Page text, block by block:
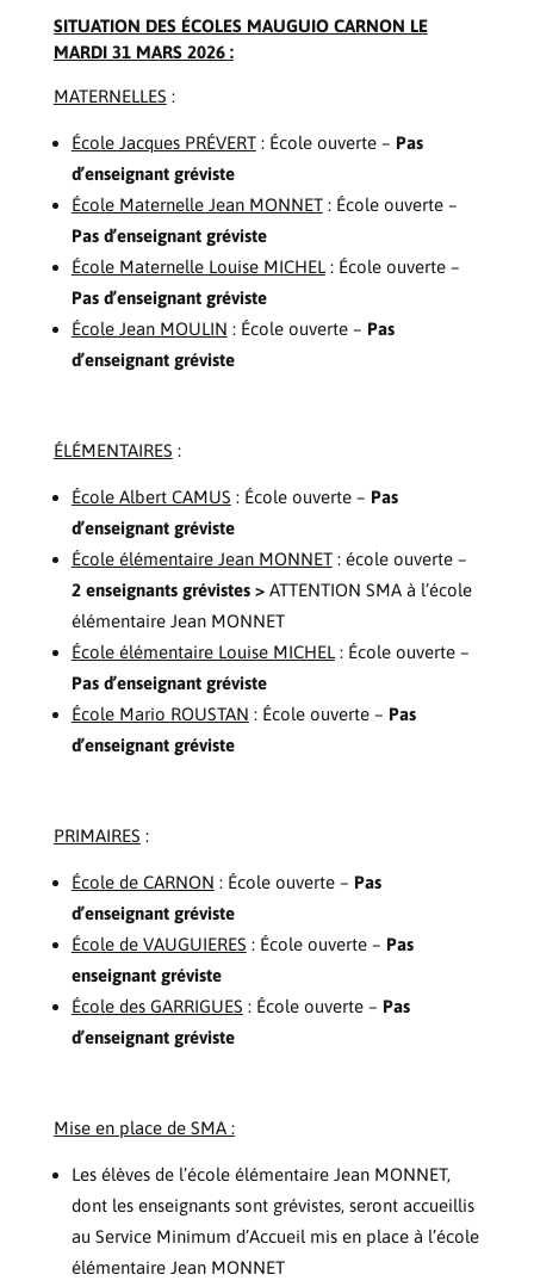
SITUATION DES ÉCOLES MAUGUIO CARNON LE
MARDI 31 MARS 2026 :
MATERNELLES :
École Jacques PRÉVERT: École ouverte – Pas
d’enseignant gréviste
École Maternelle Jean MONNET: École ouverte –
Pas d’enseignant gréviste
École Maternelle Louise MICHEL: École ouverte –
Pas d’enseignant gréviste
École Jean MOULIN : École ouverte – Pas
d’enseignant gréviste
ÉLÉMENTAIRES :
École Albert CAMUS : École ouverte – Pas
d’enseignant gréviste
École élémentaire Jean MONNET: école ouverte –
2 enseignants grévistes >ATTENTION SMA à l’école
élémentaire Jean MONNET
École élémentaire Louise MICHEL: École ouverte –
Pas d’enseignant gréviste
École Mario ROUSTAN : École ouverte – Pas
d’enseignant gréviste
PRIMAIRES :
École de CARNON : École ouverte – Pas
d’enseignant gréviste
École de VAUGUIERES : École ouverte – Pas
enseignant gréviste
École des GARRIGUES : École ouverte – Pas
d’enseignant gréviste
Mise en place de SMA :
Les élèves de l’école élémentaire Jean MONNET,
dont les enseignants sont grévistes, seront accueillis
au Service Minimum d’Accueil mis en place à l’école
élémentaire Jean MONNET